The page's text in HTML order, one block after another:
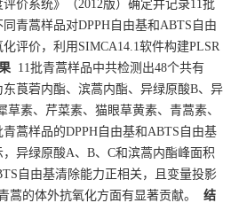
价系统》（2012版）确定并记录11批
青蒿样品对DPPH自由基和ABTS自由
评价，利用SIMCA14.1软件构建PLSR
11批青蒿样品中共检测出48个共有
莨菪内酯、滨蒿内酯、异绿原酸B、异
素、芹菜素、猫眼草黄素、青蒿素、
蒿样品的DPPH自由基和ABTS自由基
异绿原酸A、B、C和滨蒿内酯峰面积
自由基清除能力正相关，且变量投影
蒿的体外抗氧化方面有显著贡献。
结